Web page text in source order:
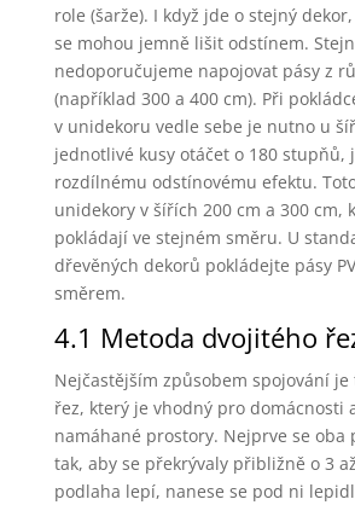
role (šarže). I když jde o stejný
se mohou jemně lišit odstínem.
nedoporučujeme napojovat pásy z
(například 300 a 400 cm). Při
v unidekoru vedle sebe je nutno u
jednotlivé kusy otáčet o 180 stupňů,
rozdílnému odstínovému efektu.
unidekory v šířích 200 cm a 300 cm,
pokládají ve stejném směru. U
dřevěných dekorů pokládejte pásy
směrem.
4.1 Metoda dvojitého
Nejčastějším způsobem spojování je
řez, který je vhodný pro domácnosti
namáhané prostory. Nejprve se oba
tak, aby se překrývaly přibližně o 3
podlaha lepí, nanese se pod ni